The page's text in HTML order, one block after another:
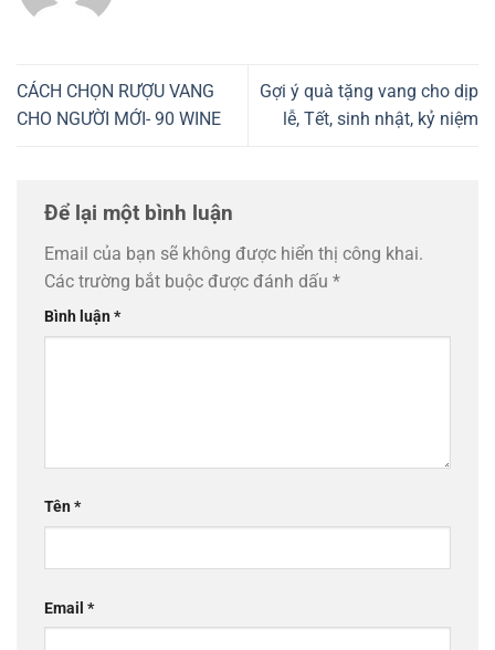
CÁCH CHỌN RƯỢU VANG
CHO NGƯỜI MỚI- 90 WINE
Gợi ý quà tặng vang cho dịp
lễ, Tết, sinh nhật, kỷ niệm
Để lại một bình luận
Email của bạn sẽ không được hiển thị công khai.
Các trường bắt buộc được đánh dấu *
Bình luận*
Tên*
Email *